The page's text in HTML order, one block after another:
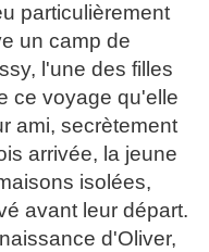
particulièrement
un camp de
l'une des filles
ce voyage qu'elle
ami, secrètement
arrivée, la jeune
isolées,
avant leur départ.
d'Oliver,